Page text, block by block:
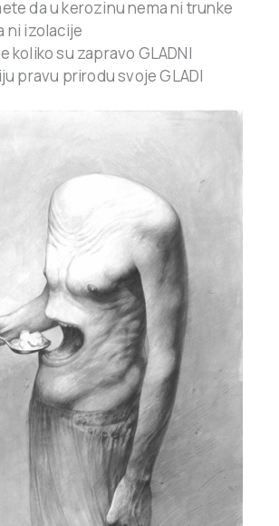
da u kerozinu nema ni trunke
ni izolacije
koliko su zapravo GLADNI
pravu prirodu svoje GLADI